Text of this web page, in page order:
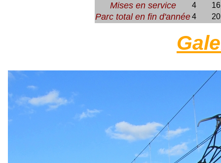
Mises en service 4 16
Parc total en fin d'année 4 20